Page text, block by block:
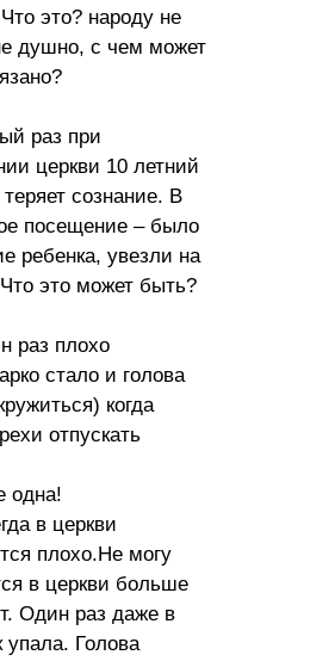
это? народу не
душно, с чем может
раз при
церкви 10 летний
теряет сознание. В
посещение – было
ребенка, увезли на
это может быть?
раз плохо
стало и голова
когда
отпускать
одна!
в церкви
плохо.Не могу
в церкви больше
Один раз даже в
упала. Голова